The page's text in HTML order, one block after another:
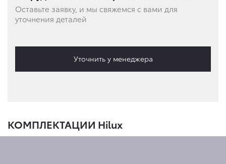
Оставьте заявку, и мы свяжемся с вами для
уточнения деталей
Уточнить у менеджера
КОМПЛЕКТАЦИИ Hilux